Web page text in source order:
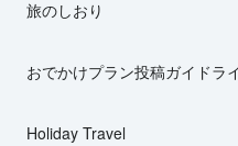
旅のしおり
おでかけプラン投稿ガイドラ
Holiday Travel